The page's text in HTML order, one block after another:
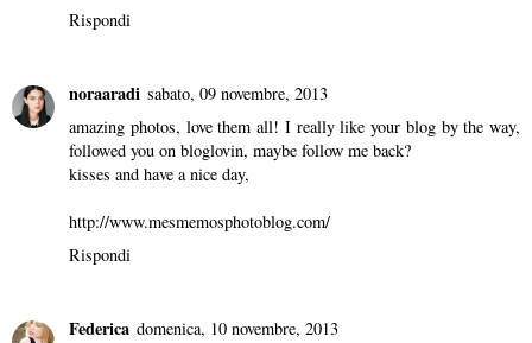
Rispondi
noraaradi sabato, 09 novembre, 2013
amazing photos, love them all! I really like your blog by the way,
followed you on bloglovin, maybe follow me back?
kisses and have a nice day,
http://www.mesmemosphotoblog.com/
Rispondi
Federica domenica, 10 novembre, 2013